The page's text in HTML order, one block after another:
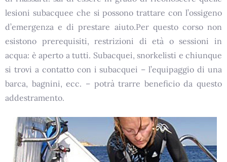
lesioni subacquee che si possono trattare con l’ossigeno
d’emergenza e di prestare aiuto.Per questo corso non
esistono prerequisiti, restrizioni di età o sessioni in
acqua: è aperto a tutti. Subacquei, snorkelisti e chiunque
si trovi a contatto con i subacquei – l’equipaggio di una
barca, bagnini, ecc. – potrà trarre beneficio da questo
addestramento.